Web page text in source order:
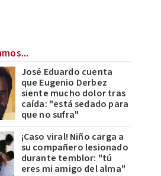
José Eduardo cuenta
que Eugenio Derbez
siente mucho dolor tras
caída: "está sedado para
que no sufra"
¡Caso viral! Niño carga a
su compañero lesionado
durante temblor: "tú
eres mi amigo del alma"